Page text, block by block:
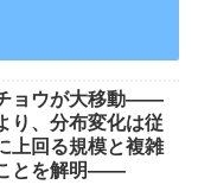
ョウが大移動――
り、分布変化は従
上回る規模と複雑
とを解明――